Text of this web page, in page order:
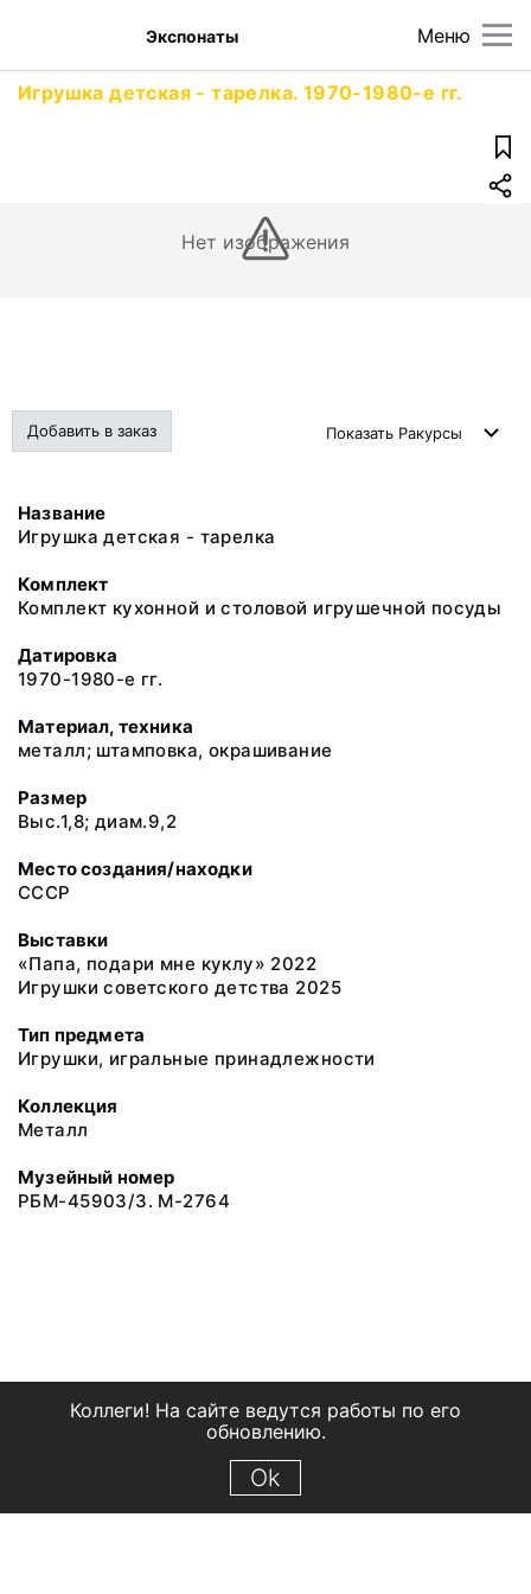
Меню
Экспонаты
Игрушка детская - тарелка. 1970-1980-е гг.
Нет изображения
Добавить в заказ Показать Ракурсы
Название
Игрушка детская - тарелка
Комплект
Комплект кухонной и столовой игрушечной посуды
Датировка
1970-1980-е гг.
Материал, техника
металл; штамповка, окрашивание
Размер
Выс.1,8; диам.9,2
Место создания/находки
СССР
Выставки
«Папа, подари мне куклу» 2022
Игрушки советского детства 2025
Тип предмета
Игрушки, игральные принадлежности
Коллекция
Металл
Музейный номер
РБМ-45903/3. М-2764
Коллеги! На сайте ведутся работы по его
обновлению.
Ok